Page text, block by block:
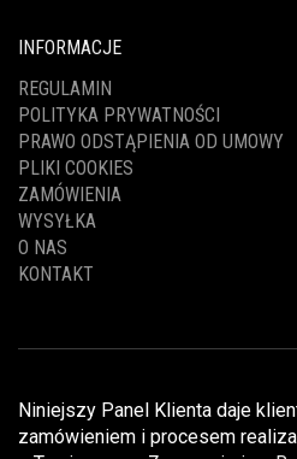
INFORMACJE
REGULAMIN
POLITYKA PRYWATNOŚCI
PRAWO ODSTĄPIENIA OD UMOWY
PLIKI COOKIES
ZAMÓWIENIA
WYSYŁKA
O NAS
KONTAKT
Niniejszy Panel Klienta daje
zamówieniem i procesem